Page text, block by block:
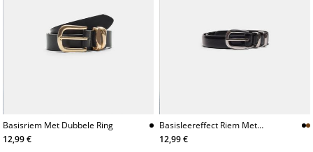
Basisriem Met Dubbele Ring
12,99 €
Basisleereffect Riem Met
Glans
12,99 €